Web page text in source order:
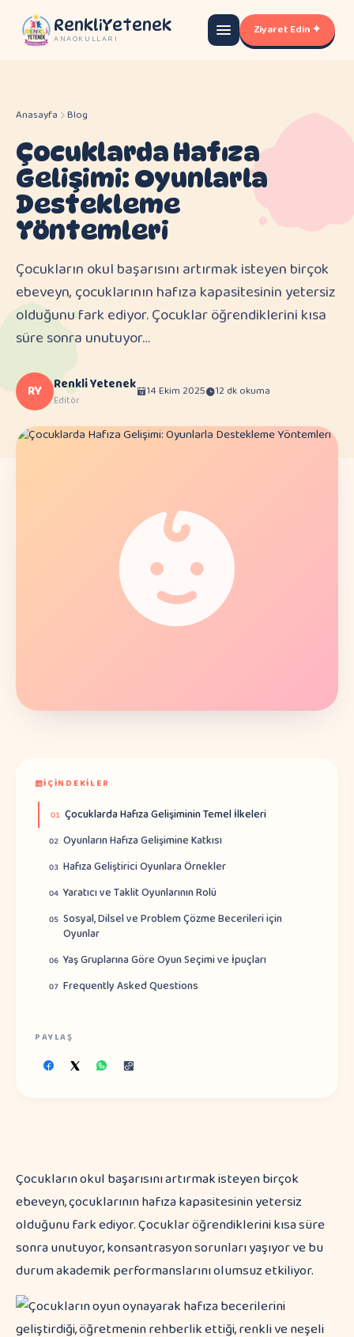
RenkliYetenek
ANAOKULLARI
Ziyaret Edin ✦
Anasayfa Blog
Çocuklarda Hafıza
Gelişimi: Oyunlarla
Destekleme
Yöntemleri
Çocukların okul başarısını artırmak isteyen birçok
ebeveyn, çocuklarının hafıza kapasitesinin yetersiz
olduğunu fark ediyor. Çocuklar öğrendiklerini kısa
süre sonra unutuyor…
RY Renkli Yetenek
Editör
14 Ekim 2025 12 dk okuma
İÇINDEKILER
01 Çocuklarda Hafıza Gelişiminin Temel İlkeleri
02 Oyunların Hafıza Gelişimine Katkısı
03 Hafıza Geliştirici Oyunlara Örnekler
04 Yaratıcı ve Taklit Oyunlarının Rolü
05 Sosyal, Dilsel ve Problem Çözme Becerileri için
Oyunlar
06 Yaş Gruplarına Göre Oyun Seçimi ve İpuçları
07 Frequently Asked Questions
PAYLAŞ
Çocukların okul başarısını artırmak isteyen birçok
ebeveyn, çocuklarının hafıza kapasitesinin yetersiz
olduğunu fark ediyor. Çocuklar öğrendiklerini kısa süre
sonra unutuyor, konsantrasyon sorunları yaşıyor ve bu
durum akademik performanslarını olumsuz etkiliyor.